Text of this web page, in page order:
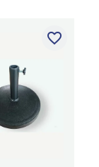
favorite_border